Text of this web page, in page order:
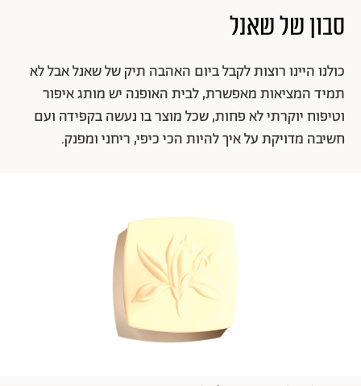
סבון של שאנל
כולנו היינו רוצות לקבל ביום האהבה תיק של שאנל אבל לא
תמיד המציאות מאפשרת, לבית האופנה יש מותג איפור
וטיפוח יוקרתי לא פחות, שכל מוצר בו נעשה בקפידה ועם
חשיבה מדויקת על איך להיות הכי כיפי, ריחני ומפנק.